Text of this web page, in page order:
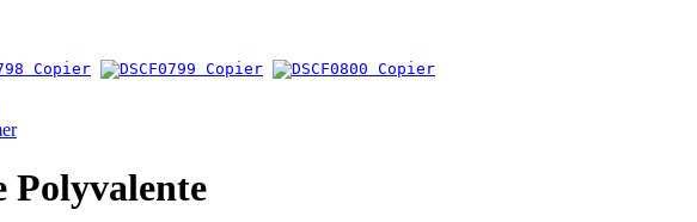
Polyvalente